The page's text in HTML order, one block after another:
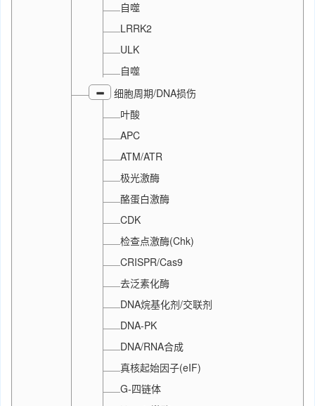
自噬
LRRK2
ULK
自噬
细胞周期/DNA损伤
叶酸
APC
ATM/ATR
极光激酶
酪蛋白激酶
CDK
检查点激酶(Chk)
CRISPR/Cas9
去泛素化酶
DNA烷基化剂/交联剂
DNA-PK
DNA/RNA合成
真核起始因子(eIF)
G-四链体